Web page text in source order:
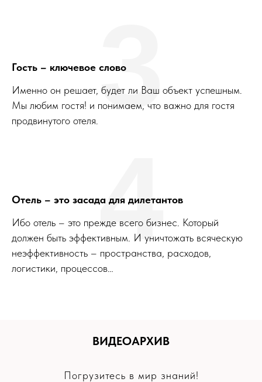
Гость – ключевое слово
Именно он решает, будет ли Ваш объект успешным.
Мы любим гостя! и понимаем, что важно для гостя
продвинутого отеля. 3
Отель – это засада для дилетантов
Ибо отель – это прежде всего бизнес. Который
должен быть эффективным. И уничтожать всяческую
неэффективность – пространства, расходов,
логистики, процессов…
4
ВИДЕОАРХИВ
Погрузитесь в мир знаний!